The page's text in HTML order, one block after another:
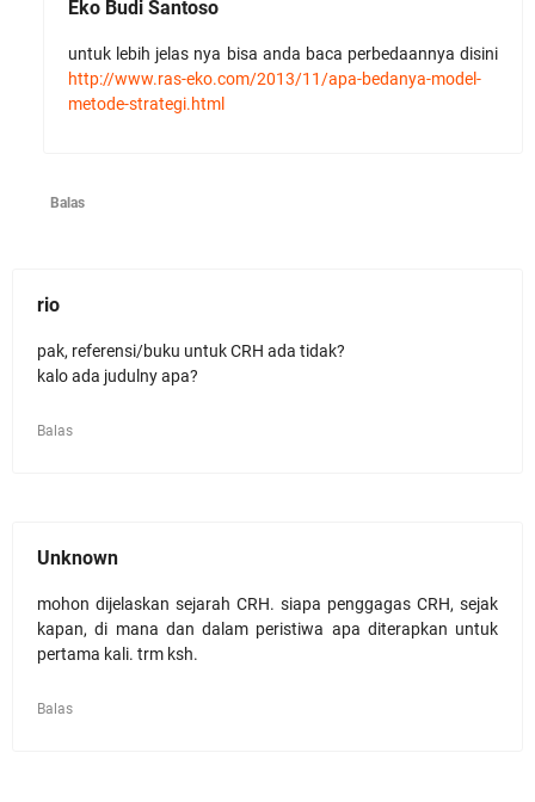
Eko Budi Santoso
untuk lebih jelas nya bisa anda baca perbedaannya disini
http://www.ras-eko.com/2013/11/apa-bedanya-model-
metode-strategi.html
Balas
rio
pak, referensi/buku untuk CRH ada tidak?
kalo ada judulny apa?
Balas
Unknown
mohon dijelaskan sejarah CRH. siapa penggagas CRH, sejak
kapan, di mana dan dalam peristiwa apa diterapkan untuk
pertama kali. trm ksh.
Balas